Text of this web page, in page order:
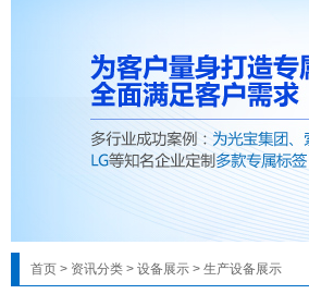
首页 > 资讯分类 > 设备展示 > 生产设备展示